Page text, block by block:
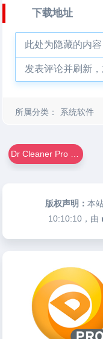
下载地址
此处为隐藏的内容
发表评论并刷新
所属分类： 系统软件
版权声明：本
10:10:10 ，由